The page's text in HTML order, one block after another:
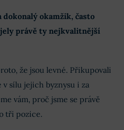
okamžik, často
právě ty nejkvalitnější
že jsou levné. Přikupovali
sílu jejich byznysu i za
vám, proč jsme se právě
tři pozice.